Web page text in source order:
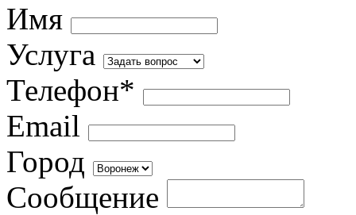
Имя
Услуга
Телефон*
Email
Город
Сообщение